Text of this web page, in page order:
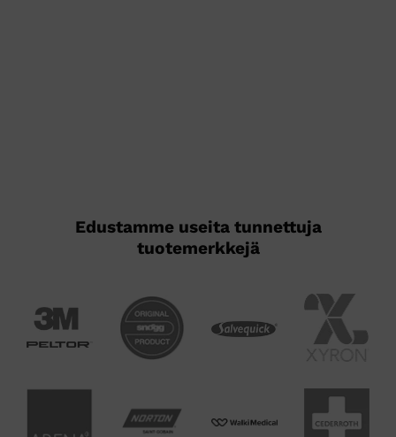
Edustamme useita tunnettuja
tuotemerkkejä